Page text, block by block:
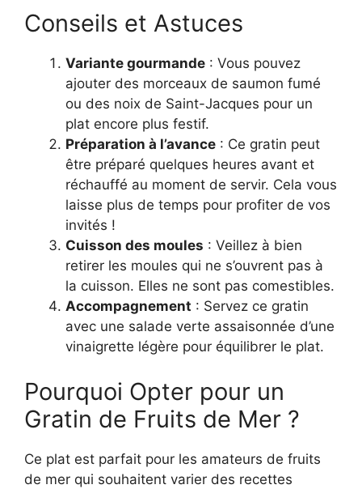
Conseils et Astuces
Variante gourmande : Vous pouvez
ajouter des morceaux de saumon fumé
ou des noix de Saint-Jacques pour un
plat encore plus festif.
Préparation à l’avance : Ce gratin peut
être préparé quelques heures avant et
réchauffé au moment de servir. Cela vous
laisse plus de temps pour profiter de vos
invités !
Cuisson des moules : Veillez à bien
retirer les moules qui ne s’ouvrent pas à
la cuisson. Elles ne sont pas comestibles.
Accompagnement : Servez ce gratin
avec une salade verte assaisonnée d’une
vinaigrette légère pour équilibrer le plat.
Pourquoi Opter pour un
Gratin de Fruits de Mer ?
Ce plat est parfait pour les amateurs de fruits
de mer qui souhaitent varier des recettes